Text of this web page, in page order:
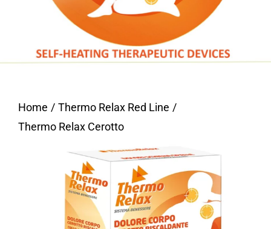
Home
Thermo Relax Red Line
Thermo Relax Cerotto